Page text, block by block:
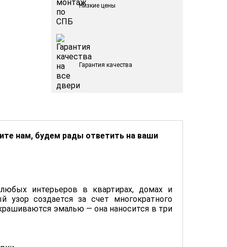
Низкие цены
Гарантия качества
нам, будем рады ответить на ваши
интерьеров в квартирах, домах и
создается за счет многократного
эмалью — она наносится в три